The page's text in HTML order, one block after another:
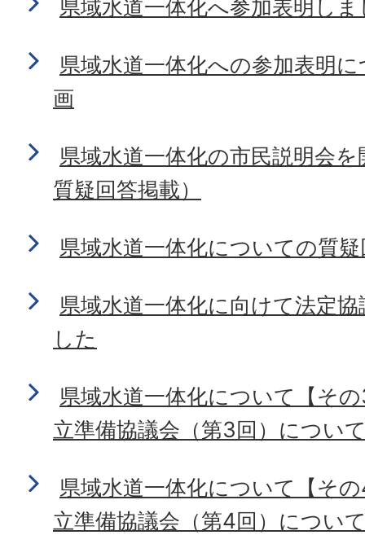
県域水道一体化へ参加表明し
県域水道一体化への参加表明
画
県域水道一体化の市民説明会
質疑回答掲載）
県域水道一体化についての質
県域水道一体化に向けて法定
した
県域水道一体化について【そ
立準備協議会（第3回）につい
県域水道一体化について【そ
立準備協議会（第4回）につい